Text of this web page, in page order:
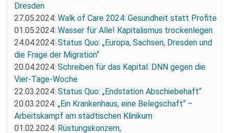
Dresden
27.05.2024: Walk of Care 2024: Gesundheit statt Profite
01.05.2024: Wasser für Alle! Kapitalismus trockenlegen
24.04.2024: Status Quo: „Europa, Sachsen, Dresden und
die Frage der Migration“
20.04.2024: Schreiben für das Kapital: DNN gegen die
Vier-Tage-Woche
22.03.2024: Status Quo: „Endstation Abschiebehaft“
20.03.2024: „Ein Krankenhaus, eine Belegschaft“ –
Arbeitskampf am städtischen Klinikum
01.02.2024: Rüstungskonzern,